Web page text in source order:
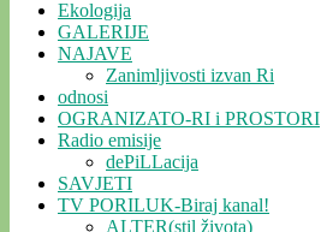
Ekologija
GALERIJE
NAJAVE
Zanimljivosti izvan Ri
odnosi
OGRANIZATO-RI i PROSTORI
Radio emisije
dePiLLacija
SAVJETI
TV PORILUK-Biraj kanal!
ALTER(stil života)